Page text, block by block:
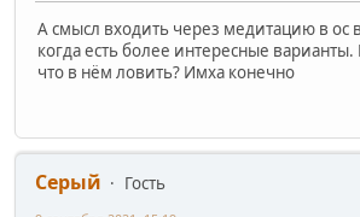
А смысл входить через медитацию в ос
когда есть более интересные
что в нём ловить? Имха конечно
Серый
Гость